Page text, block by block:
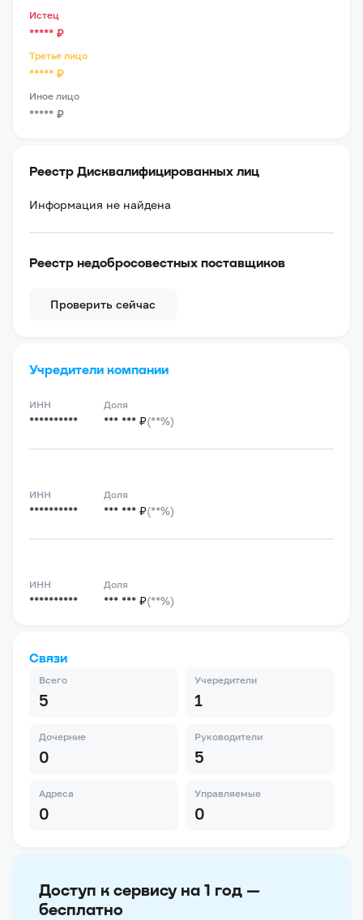
Истец
***** ₽
Третье лицо
***** ₽
Иное лицо
***** ₽
Реестр Дисквалифицированных лиц
Информация не найдена
Реестр недобросовестных поставщиков
Проверить сейчас
Учредители компании
ИНН
**********
Доля
*** *** ₽(**%)
ИНН
**********
Доля
*** *** ₽(**%)
ИНН
**********
Доля
*** *** ₽(**%)
Связи
Всего
5
Учередители
1
Дочерние
0
Руководители
5
Адреса
0
Управляемые
0
Доступ к сервису на 1 год —
бесплатно